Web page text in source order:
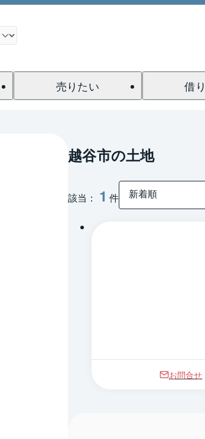
売りたい 借
越谷市の土地
該当： 1 件
お問合せ